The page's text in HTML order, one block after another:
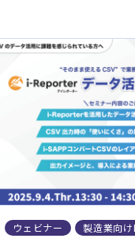
ウェビナー 製造業向